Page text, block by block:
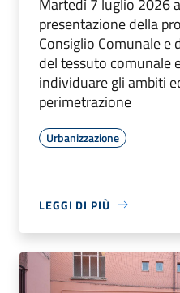
presentazione della
Consiglio Comunale e
del tessuto comunale
individuare gli ambiti
perimetrazione
Urbanizzazione
LEGGI DI PIÙ